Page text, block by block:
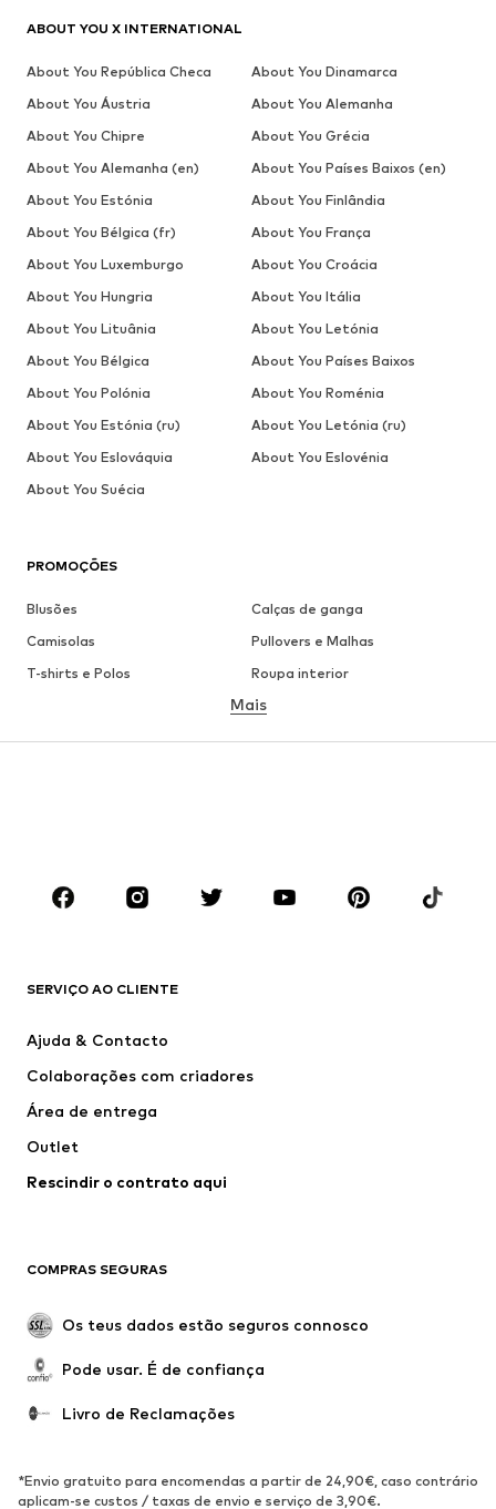
PROMOÇÕES
Blusões
Calças de ganga
Camisolas
Pullovers e Malhas
T-shirts e Polos
Roupa interior
Camisas
ROUPA
Casacos
Fatos e Blazers
Roupa de banho
Ocasiões
Upcycling
Novidades
Sapatos
Sapatos abertos
Exclusivo
DESPORTO
Sapatilhas de desporto
Mochilas e Sacos de desporto
Mais
SERVIÇO AO CLIENTE
Ajuda & Contacto
Colaborações com criadores
Área de entrega
Outlet
Rescindir o contrato aqui
COMPRAS SEGURAS
Os teus dados estão seguros connosco
Pode usar. É de confiança
Livro de Reclamações
*Envio gratuito para encomendas a partir de 24,90€, caso contrário
aplicam-se custos / taxas de envio e serviço de 3,90€.
ABOUT YOU X INTERNATIONAL
About You República Checa
About You Dinamarca
About You Áustria
About You Alemanha
About You Chipre
About You Grécia
About You Alemanha (en)
About You Países Baixos (en)
About You Estónia
About You Finlândia
About You Bélgica (fr)
About You França
About You Luxemburgo
About You Croácia
About You Hungria
About You Itália
About You Lituânia
About You Letónia
About You Bélgica
About You Países Baixos
About You Polónia
About You Roménia
About You Estónia (ru)
About You Letónia (ru)
About You Eslováquia
About You Eslovénia
About You Suécia